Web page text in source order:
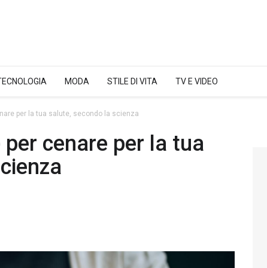
MODA STILE DI VITA TV E VIDEO
per la tua salute, secondo la scienza
cenare per la tua